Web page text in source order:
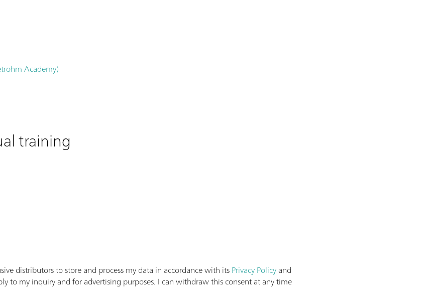
Academy)
training
distributors to store and process my data in accordance with itsPrivacy Policyand
to my inquiry and for advertising purposes. I can withdraw this consent at any time